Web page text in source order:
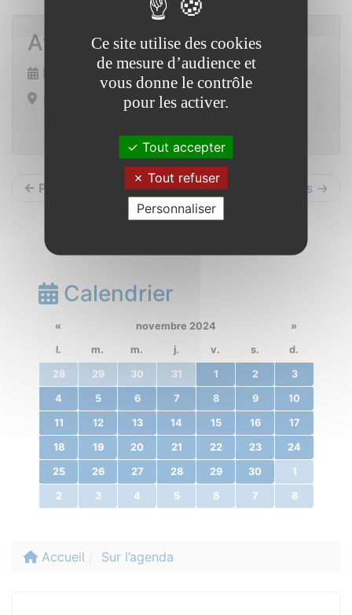
Atelier déco de Noel
Mardi 24 décembre 2024 de 10h30 à 12h00
Mairie Saint Vincent sur Oust
← Précédents Suivants →
Calendrier
« novembre 2024
»
l.
m. m. j. v. s. d.
28 29 30 31 1 2 3
4 5 6 7 8 9 10
11 12 13 14 15 16 17
18 19 20 21 22 23 24
25 26 27 28 29 30 1
2 3 4 5 6 7 8
Accueil Sur l’agenda
Ce site utilise des cookies
de mesure d’audience et
vous donne le contrôle
pour les activer.
Tout accepter
Tout refuser
Personnaliser